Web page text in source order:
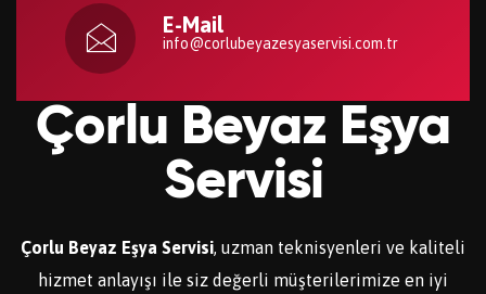
E-Mail
info@corlubeyazesyaservisi.com.tr
Çorlu Beyaz Eşya
Servisi
Çorlu Beyaz Eşya Servisi, uzman teknisyenleri ve kaliteli
hizmet anlayışı ile siz değerli müşterilerimize en iyi